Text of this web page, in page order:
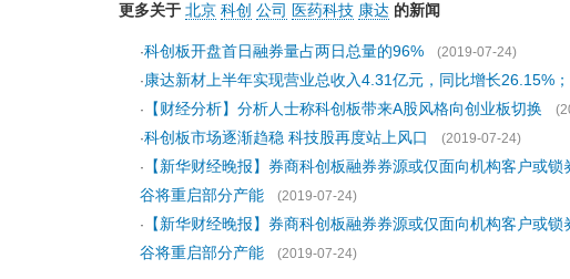
更多关于 北京 科创 公司 医药科技 康达 的新闻
·科创板开盘首日融券量占两日总量的96%
(2019-07-24)
· 康达新材上半年实现营业总收入4.31亿元，同比增长26.15%
·
【财经分析】分析人士称科创板带来A股风格向创业板切换
·科创板市场逐渐趋稳 科技股再度站上风口
(2019-07-24)
·
【新华财经晚报】券商科创板融券券源或仅面向机构客户或
谷将重启部分产能
(2019-07-24)
·
【新华财经晚报】券商科创板融券券源或仅面向机构客户或
谷将重启部分产能
(2019-07-24)